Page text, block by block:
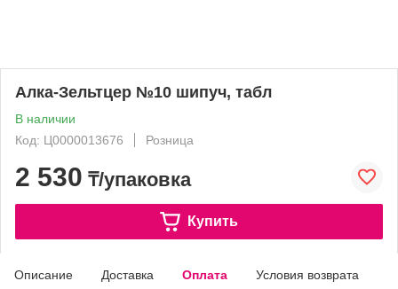
Алка-Зельтцер №10 шипуч, табл
В наличии
Код: Ц0000013676
Розница
2 530 ₸/упаковка
Купить
Описание Доставка Оплата Условия возврата